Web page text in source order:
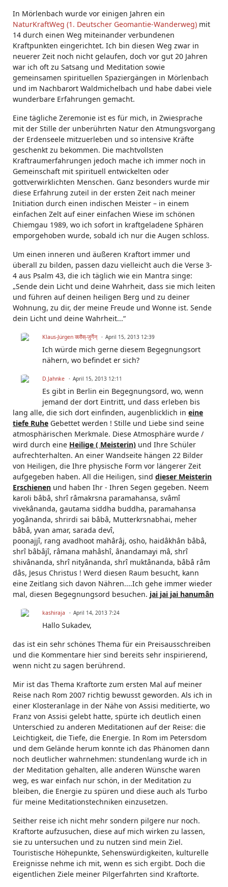
In Mörlenbach wurde vor einigen Jahren ein
NaturKraftWeg (1. Deutscher Geomantie-Wanderweg) mit
14 durch einen Weg miteinander verbundenen
Kraftpunkten eingerichtet. Ich bin diesen Weg zwar in
neuerer Zeit noch nicht gelaufen, doch vor gut 20 Jahren
war ich oft zu Satsang und Meditation sowie
gemeinsamen spirituellen Spaziergängen in Mörlenbach
und im Nachbarort Waldmichelbach und habe dabei viele
wunderbare Erfahrungen gemacht.
Eine tägliche Zeremonie ist es für mich, in Zwiesprache
mit der Stille der unberührten Natur den Atmungsvorgang
der Erdenseele mitzuerleben und so intensive Kräfte
geschenkt zu bekommen. Die machtvollsten
Kraftraumerfahrungen jedoch mache ich immer noch in
Gemeinschaft mit spirituell entwickelten oder
gottverwirklichten Menschen. Ganz besonders wurde mir
diese Erfahrung zuteil in der ersten Zeit nach meiner
Initiation durch einen indischen Meister – in einem
einfachen Zelt auf einer einfachen Wiese im schönen
Chiemgau 1989, wo ich sofort in kraftgeladene Sphären
emporgehoben wurde, sobald ich nur die Augen schloss.
Um einen inneren und äußeren Kraftort immer und
überall zu bilden, passen dazu vielleicht auch die Verse 3-
4 aus Psalm 43, die ich täglich wie ein Mantra singe:
„Sende dein Licht und deine Wahrheit, dass sie mich leiten
und führen auf deinen heiligen Berg und zu deiner
Wohnung, zu dir, der meine Freude und Wonne ist. Sende
dein Licht und deine Wahrheit...“
Klaus-Jürgen क्लौस्-जुर्गेन् April 15, 2013 12:39
Ich würde mich gerne diesem Begegnungsort
nähern, wo befindet er sich?
D.Jahnke April 15, 2013 12:11
Es gibt in Berlin ein Begegnungsord, wo, wenn
jemand der dort Eintritt, und dass erleben bis
lang alle, die sich dort einfinden, augenblicklich in eine
tiefe Ruhe Gebettet werden ! Stille und Liebe sind seine
atmosphärischen Merkmale. Diese Atmosphäre wurde /
wird durch eine Heilige ( Meisterin) und Ihre Schüler
aufrechterhalten. An einer Wandseite hängen 22 Bilder
von Heiligen, die Ihre physische Form vor längerer Zeit
aufgegeben haben. All die Heiligen, sind dieser Meisterin
Erschienen und haben Ihr - Ihren Segen gegeben. Neem
karoli bâbâ, shrî râmakrsna paramahansa, svâmî
vivekânanda, gautama siddha buddha, paramahansa
yogânanda, shrirdi sai bâbâ, Mutterkrsnabhai, meher
bâbâ, yvan amar, sarada devî,
poonajjî, rang avadhoot mahârâj, osho, haidâkhân bâbâ,
shrî bâbâjî, râmana mahâshî, ânandamayi mâ, shrî
shivânanda, shrî nityânanda, shrî muktânanda, bâbâ râm
dâs, Jesus Christus ! Werd diesen Raum besucht, kann
eine Zeitlang sich davon Nähren....Ich gehe immer wieder
mal, diesen Begegnungsord besuchen. jai jai jai hanumân
kashiraja April 14, 2013 7:24
Hallo Sukadev,
das ist ein sehr schönes Thema für ein Preisausschreiben
und die Kommentare hier sind bereits sehr inspirierend,
wenn nicht zu sagen berührend.
Mir ist das Thema Kraftorte zum ersten Mal auf meiner
Reise nach Rom 2007 richtig bewusst geworden. Als ich in
einer Klosteranlage in der Nähe von Assisi meditierte, wo
Franz von Assisi gelebt hatte, spürte ich deutlich einen
Unterschied zu anderen Meditationen auf der Reise: die
Leichtigkeit, die Tiefe, die Energie. In Rom im Petersdom
und dem Gelände herum konnte ich das Phänomen dann
noch deutlicher wahrnehmen: stundenlang wurde ich in
der Meditation gehalten, alle anderen Wünsche waren
weg, es war einfach nur schön, in der Meditation zu
bleiben, die Energie zu spüren und diese auch als Turbo
für meine Meditationstechniken einzusetzen.
Seither reise ich nicht mehr sondern pilgere nur noch.
Kraftorte aufzusuchen, diese auf mich wirken zu lassen,
sie zu untersuchen und zu nutzen sind mein Ziel.
Touristische Höhepunkte, Sehenswürdigkeiten, kulturelle
Ereignisse nehme ich mit, wenn es sich ergibt. Doch die
eigentlichen Ziele meiner Pilgerfahrten sind Kraftorte.